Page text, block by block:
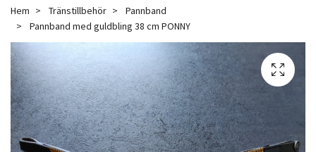
Hem Tränstillbehör
Pannband
Pannband med guldbling 38 cm PONNY